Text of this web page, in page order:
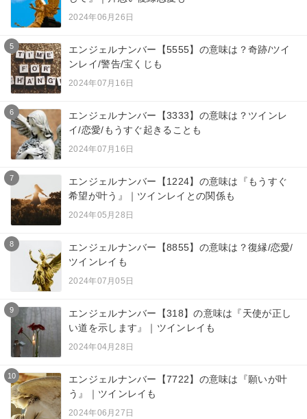
2024年06月26日
5
エンジェルナンバー【5555】の意味は？奇跡/ツイ
ンレイ/警告/宝くじも
2024年07月16日
6
エンジェルナンバー【3333】の意味は？ツインレ
イ/恋愛/もうすぐ起きることも
2024年07月16日
7
エンジェルナンバー【1224】の意味は『もうすぐ
希望が叶う』｜ツインレイとの関係も
2024年05月28日
8
エンジェルナンバー【8855】の意味は？復縁/恋愛/
ツインレイも
2024年07月05日
9
エンジェルナンバー【318】の意味は『天使が正し
い道を示します』｜ツインレイも
2024年04月28日
10
エンジェルナンバー【7722】の意味は『願いが叶
う』｜ツインレイも
2024年06月27日